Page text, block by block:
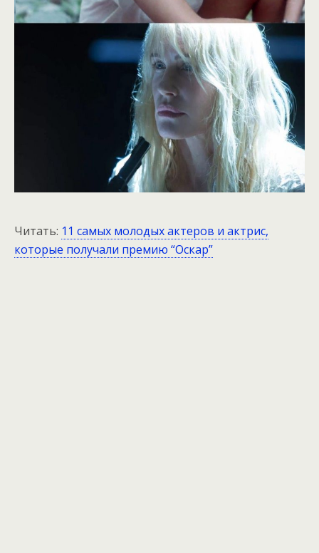
Читать: 11 самых молодых актеров и актрис,
которые получали премию “Оскар”